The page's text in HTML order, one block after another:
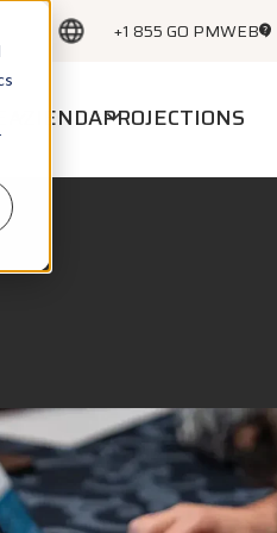
+1 855 GO PMWEB
AZIENDAPROJECTIONS